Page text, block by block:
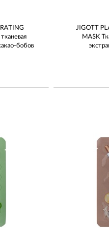
бобов
JIGOTT
MASK